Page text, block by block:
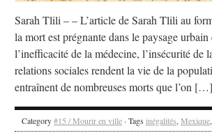
Sarah Tlili – – L’article de Sarah Tlili au
la mort est prégnante dans le paysage
l’inefficacité de la médecine, l’insécurité de
relations sociales rendent la vie de la
entraînent de nombreuses morts que l’on […]
Category#15 / Mourir en ville · Tags inégalités, Mexique,